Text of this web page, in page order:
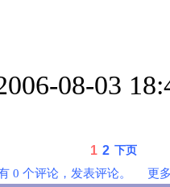
08-03
1 2 下页
0 个评论，发表评论。 更